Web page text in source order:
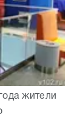
жители